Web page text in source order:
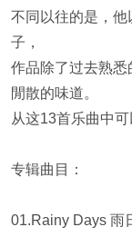
不同以往的是，他
子，
作品除了过去熟
閒散的味道。
从这13首乐曲中
专辑曲目：
01.Rainy Days